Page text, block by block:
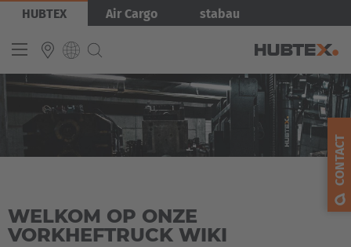
Overslaan
naar
inhoud
HUBTEX Air Cargo stabau
INTERNATIONAL
Français
WELKOM OP ONZE
VORKHEFTRUCK WIKI
CONTACT